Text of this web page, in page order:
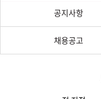
공지사항
채용공고